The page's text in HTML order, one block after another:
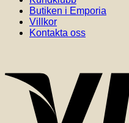
Butiken i Emporia
Villkor
Kontakta oss